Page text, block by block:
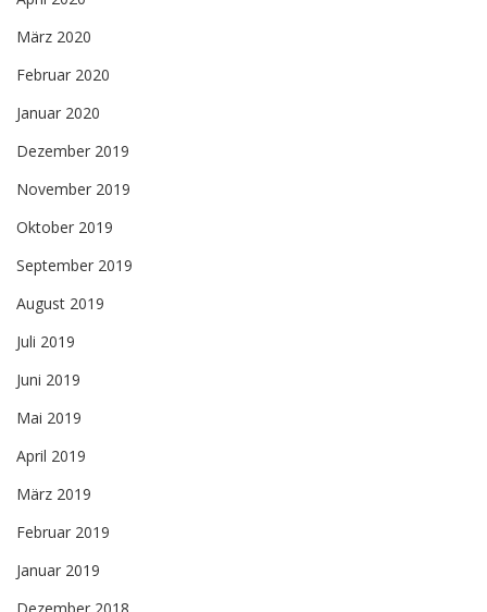
März 2020
Februar 2020
Januar 2020
Dezember 2019
November 2019
Oktober 2019
September 2019
August 2019
Juli 2019
Juni 2019
Mai 2019
April 2019
März 2019
Februar 2019
Januar 2019